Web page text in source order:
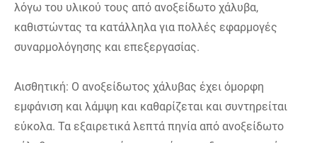
λόγω του υλικού τους από ανοξείδωτο χάλυβα,
καθιστώντας τα κατάλληλα για πολλές εφαρμογές
συναρμολόγησης και επεξεργασίας.
Αισθητική: Ο ανοξείδωτος χάλυβας έχει όμορφη
εμφάνιση και λάμψη και καθαρίζεται και συντηρείται
εύκολα. Τα εξαιρετικά λεπτά πηνία από ανοξείδωτο